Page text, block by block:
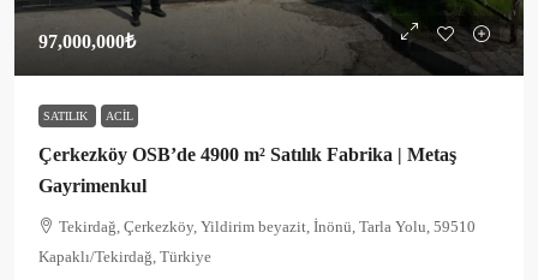
97,000,000₺
SATILIK ACIL
Çerkezköy OSB’de 4900 m² Satılık Fabrika | Metaş
Gayrimenkul
Tekirdağ, Çerkezköy, Yildirim beyazit, İnönü, Tarla Yolu, 59510
Kapaklı/Tekirdağ, Türkiye